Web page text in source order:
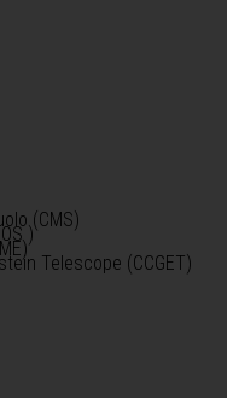
(CMS)
)
Telescope (CCGET)